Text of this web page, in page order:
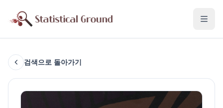
검색으로 돌아가기